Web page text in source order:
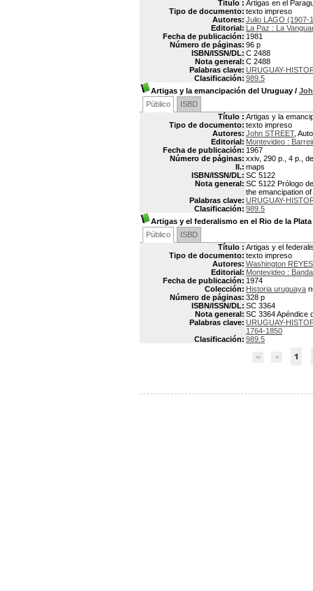
Título : Artigas en el
Tipo de documento: texto impreso
Autores: Julio LAGO (1907-
Editorial: La Paz : La
Fecha de publicación: 1981
Número de páginas: 96 p
ISBN/ISSN/DL: C 2488
Nota general: C 2488
Palabras clave: URUGUAY-
Clasificación: 989.5
Artigas y la emancipación del Uruguay /
Público
ISBD
Título : Artigas y la
Tipo de documento: texto impreso
Autores: John STREET,
Editorial: Montevideo :
Fecha de publicación: 1967
Número de páginas: xxiv, 290 p., 4 p.,
Il.: maps
ISBN/ISSN/DL: SC 5122
Nota general: SC 5122 Prólogo
the emancipation
Palabras clave: URUGUAY-
Clasificación: 989.5
Artigas y el federalismo en el Rio de la Plata
Público
ISBD
Título : Artigas y el
Tipo de documento: texto impreso
Autores: Washington
Editorial: Montevideo :
Fecha de publicación: 1974
Colección: Historia uruguaya
Número de páginas: 328 p
ISBN/ISSN/DL: SC 3364
Nota general: SC 3364 Apéndice
Palabras clave: URUGUAY-
1764-1850
Clasificación: 989.5
1